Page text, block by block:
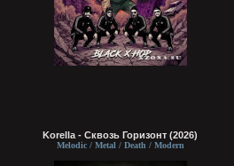
Korella - Сквозь Горизонт (2026)
Melodic / Metal / Death / Modern